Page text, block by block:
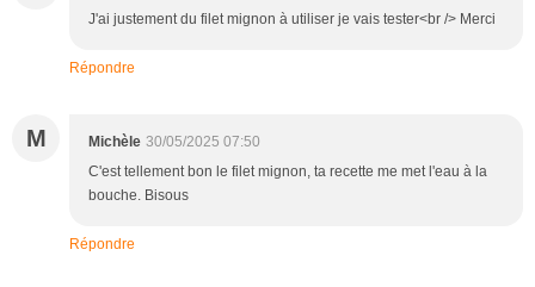
J'ai justement du filet mignon à utiliser je vais tester<br /> Merci
Répondre
M Michèle 30/05/2025 07:50
C'est tellement bon le filet mignon, ta recette me met l'eau à la
bouche. Bisous
Répondre